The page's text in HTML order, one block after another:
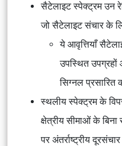
सैटेलाइट स्पेक्ट्रम उन
जो सैटेलाइट संचार के
ये आवृत्तियाँ
उपस्थित
सिग्नल प्रसारित
स्थलीय स्पेक्ट्रम के
क्षेत्रीय सीमाओं के
पर अंतर्राष्ट्रीय